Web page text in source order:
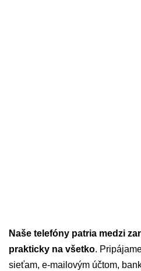
Naše telefóny patria medzi
prakticky na všetko.
sieťam, e-mailovým účtom,